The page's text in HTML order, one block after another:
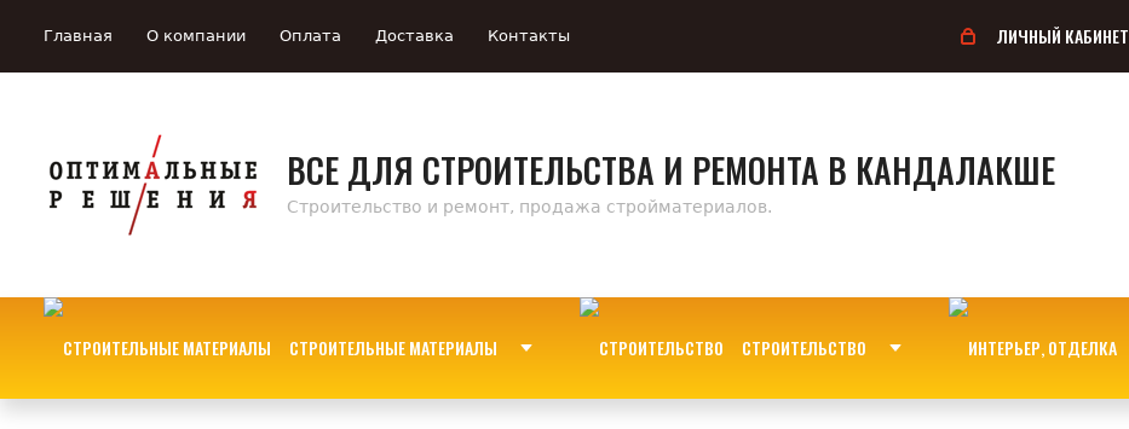
Главная О компании Оплата Доставка Контакты ЛИЧНЫЙ КАБИНЕТ
ВСЕ ДЛЯ СТРОИТЕЛЬСТВА И РЕМОНТА В КАНДАЛАКШЕ
Строительство и ремонт, продажа стройматериалов.
СТРОИТЕЛЬНЫЕ МАТЕРИАЛЫ СТРОИТЕЛЬСТВО